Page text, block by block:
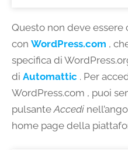
Questo non deve essere
con WordPress.com ,
specifica di
di Automattic . Per
WordPress.com , puoi
pulsanteAccedi
home page della